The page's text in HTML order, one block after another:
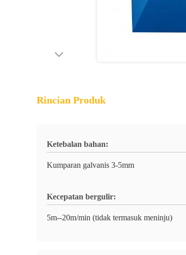
Rincian Produk
Ketebalan bahan:
Kumparan galvanis 3-5mm
Kecepatan bergulir:
5m--20m/min (tidak termasuk meninju)